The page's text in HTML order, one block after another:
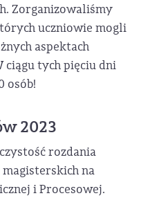
Zorganizowaliśmy
uczniowie mogli
aspektach
ciągu tych pięciu dni
osób!
2023
rozdania
na
i Procesowej.